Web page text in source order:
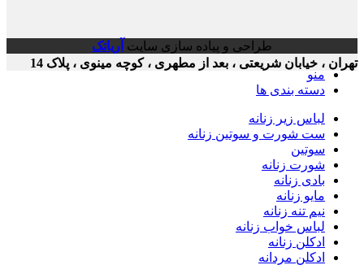
، خیابان شریعتی ، بعد از مطهری ، کوچه مینوی ، پلاک 14
طراحی و پیاده سازی سایتآریاتک
منو
دسته بندی ها
لباس زیر زنانه
ست شورت و سوتین زنانه
سوتین
شورت زنانه
بادی زنانه
مایو زنانه
نیم تنه زنانه
لباس خواب زنانه
ادکلن زنانه
ادکلن مردانه